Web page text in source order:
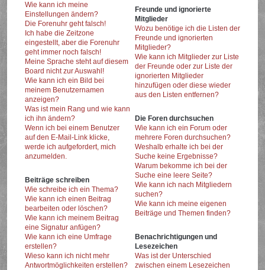
Wie kann ich meine
Einstellungen ändern?
Die Forenuhr geht falsch!
Ich habe die Zeitzone
eingestellt, aber die Forenuhr
geht immer noch falsch!
Meine Sprache steht auf diesem
Board nicht zur Auswahl!
Wie kann ich ein Bild bei
meinem Benutzernamen
anzeigen?
Was ist mein Rang und wie kann
ich ihn ändern?
Wenn ich bei einem Benutzer
auf den E-Mail-Link klicke,
werde ich aufgefordert, mich
anzumelden.
Beiträge schreiben
Wie schreibe ich ein Thema?
Wie kann ich einen Beitrag
bearbeiten oder löschen?
Wie kann ich meinem Beitrag
eine Signatur anfügen?
Wie kann ich eine Umfrage
erstellen?
Wieso kann ich nicht mehr
Antwortmöglichkeiten erstellen?
Freunde und ignorierte
Mitglieder
Wozu benötige ich die Listen der
Freunde und ignorierten
Mitglieder?
Wie kann ich Mitglieder zur Liste
der Freunde oder zur Liste der
ignorierten Mitglieder
hinzufügen oder diese wieder
aus den Listen entfernen?
Die Foren durchsuchen
Wie kann ich ein Forum oder
mehrere Foren durchsuchen?
Weshalb erhalte ich bei der
Suche keine Ergebnisse?
Warum bekomme ich bei der
Suche eine leere Seite?
Wie kann ich nach Mitgliedern
suchen?
Wie kann ich meine eigenen
Beiträge und Themen finden?
Benachrichtigungen und
Lesezeichen
Was ist der Unterschied
zwischen einem Lesezeichen